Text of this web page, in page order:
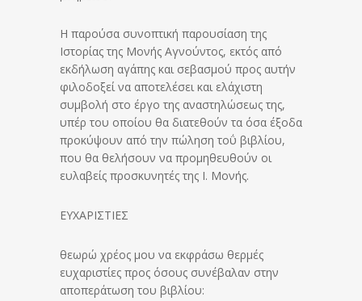
Η παρούσα συνοπτική παρουσίαση της
Ιστορίας της Μονής Αγνούντος, εκτός από
εκδήλωση αγάπης και σεβασμού προς αυτήν
φιλοδοξεί να αποτελέσει και ελάχιστη
συμβολή στο έργο της αναστηλώσεως της,
υπέρ του οποίου θα διατεθούν τα όσα έξοδα
προκύψουν από την πώληση τοΰ βιβλίου,
που θα θελήσουν να προμηθευθούν οι
ευλαβείς προσκυνητές της Ι. Μονής.
ΕΥΧΑΡΙΣΤΙΕΣ
θεωρώ χρέος μου να εκφράσω θερμές
ευχαριστίες προς όσους συνέβαλαν στην
αποπεράτωση του βιβλίου: